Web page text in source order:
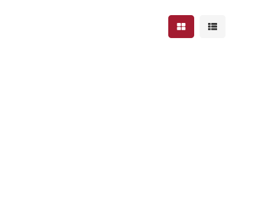
Mostrar resultados
Mostrar